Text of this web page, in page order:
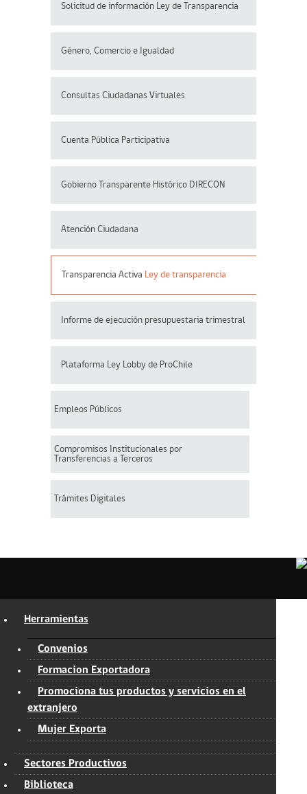
Solicitud de información Ley de Transparencia
Género, Comercio e Igualdad
Consultas Ciudadanas Virtuales
Cuenta Pública Participativa
Gobierno Transparente Histórico DIRECON
Atención Ciudadana
Transparencia Activa Ley de transparencia
Informe de ejecución presupuestaria trimestral
Plataforma Ley Lobby de ProChile
Empleos Públicos
Compromisos Institucionales por
Transferencias a Terceros
Trámites Digitales
Herramientas
Convenios
Formacion Exportadora
Promociona tus productos y servicios en el
extranjero
Mujer Exporta
Sectores Productivos
Biblioteca